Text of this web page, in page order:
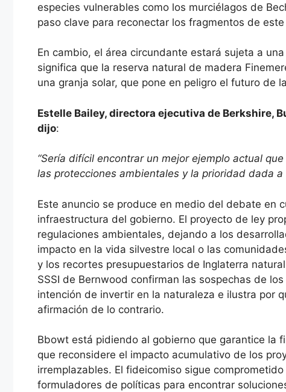
especies vulnerables como los murciélagos de
paso clave para reconectar los fragmentos de
En cambio, el área circundante estará sujeta a
significa que la reserva natural de madera
una granja solar, que pone en peligro el futuro de
Estelle Bailey, directora ejecutiva de Berkshire,
dijo:
“Sería difícil encontrar un mejor ejemplo actual
las protecciones ambientales y la prioridad dada
Este anuncio se produce en medio del debate en
infraestructura del gobierno. El proyecto de ley
regulaciones ambientales, dejando a los
impacto en la vida silvestre local o las
y los recortes presupuestarios de Inglaterra
SSSI de Bernwood confirman las sospechas de
intención de invertir en la naturaleza e ilustra por
afirmación de lo contrario.
Bbowt está pidiendo al gobierno que garantice la
que reconsidere el impacto acumulativo de los
irremplazables. El fideicomiso sigue
formuladores de políticas para encontrar